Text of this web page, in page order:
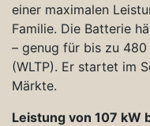
einer maximalen
Familie. Die Batterie
– genug für bis zu
(WLTP). Er startet im
Märkte.
Leistung von 107 kW